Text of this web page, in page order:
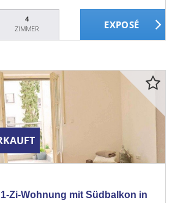
4
ZIMMER
Zi-Wohnung mit Südbalkon in